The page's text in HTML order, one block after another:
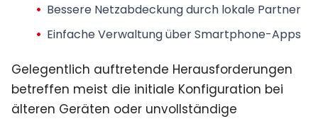
Bessere Netzabdeckung durch lokale Partner
Einfache Verwaltung über Smartphone-Apps
Gelegentlich auftretende Herausforderungen
betreffen meist die initiale Konfiguration bei
älteren Geräten oder unvollständige